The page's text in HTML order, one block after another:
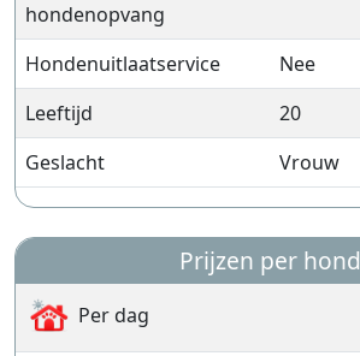
hondenopvang
Hondenuitlaatservice
Nee
Leeftijd
20
Geslacht
Vrouw
Prijzen per hond
Per dag